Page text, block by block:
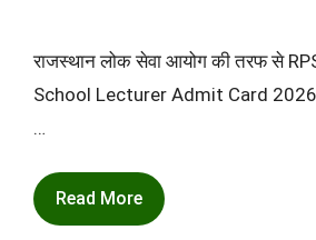
राजस्थान लोक सेवा आयोग की तरफ से
School Lecturer Admit Card 2026
…
Read More